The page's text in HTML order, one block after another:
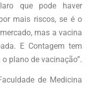
que pode haver
mais riscos, se é o
mas a vacina
E Contagem tem
plano de vacinação”.
de Medicina